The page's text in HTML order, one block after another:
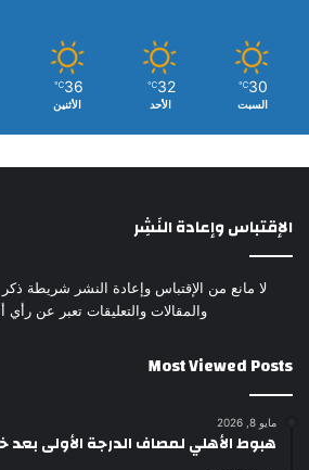
30
℃
السبت
32
℃
الأحد
36
℃
الأثنين
الإقتباس وإعادة النَشِر
لا مانع من الإقتباس وإعادة النشر شريطة
والمقالات والتعليقات تعبر عن
Most Viewed Posts
مايو 8, 2026
هبوط الأهلي لمصاف الدرجة الأولى بعد